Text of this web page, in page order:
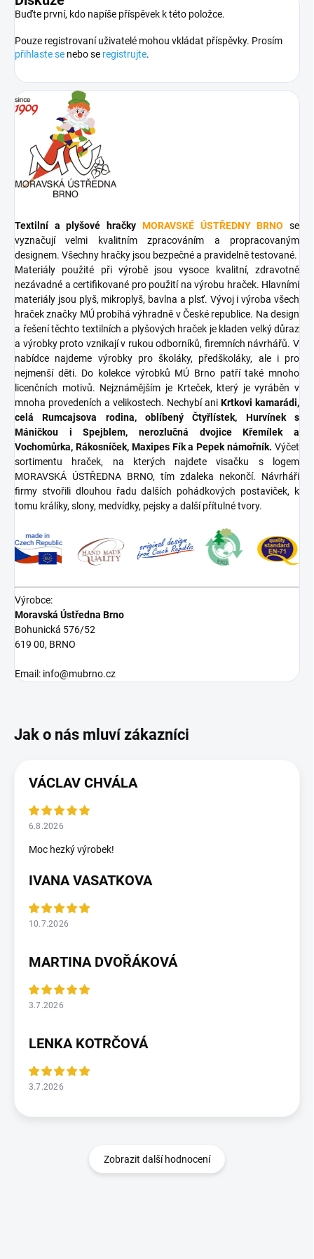
Buďte první, kdo napíše příspěvek k této položce.
Pouze registrovaní uživatelé mohou vkládat příspěvky. Prosím
přihlaste se nebo se registrujte.
Textilní a plyšové hračky MORAVSKÉ ÚSTŘEDNY BRNO se
vyznačují velmi kvalitním zpracováním a propracovaným
designem. Všechny hračky jsou bezpečné a pravidelně testované.
Materiály použité při výrobě jsou vysoce kvalitní, zdravotně
nezávadné a certifikované pro použití na výrobu hraček. Hlavními
materiály jsou plyš, mikroplyš, bavlna a plsť. Vývoj i výroba všech
hraček značky MÚ probíhá výhradně v České republice. Na design
a řešení těchto textilních a plyšových hraček je kladen velký důraz
a výrobky proto vznikají v rukou odborníků, firemních návrhářů. V
nabídce najdeme výrobky pro školáky, předškoláky, ale i pro
nejmenší děti. Do kolekce výrobků MÚ Brno patří také mnoho
licenčních motivů. Nejznámějším je Krteček, který je vyráběn v
mnoha provedeních a velikostech. Nechybí ani Krtkovi kamarádi,
celá Rumcajsova rodina, oblíbený Čtyřlístek, Hurvínek s
Máničkou i Spejblem, nerozlučná dvojice Křemílek a
Vochomůrka, Rákosníček, Maxipes Fík a Pepek námořník. Výčet
sortimentu hraček, na kterých najdete visačku s logem
MORAVSKÁ ÚSTŘEDNA BRNO, tím zdaleka nekončí. Návrháři
firmy stvořili dlouhou řadu dalších pohádkových postaviček, k
tomu králíky, slony, medvídky, pejsky a další přítulné tvory.
Výrobce:
Moravská Ústředna Brno
Bohunická 576/52
619 00, BRNO
Email: info@mubrno.cz
VÁCLAV CHVÁLA
6.8.2026
Moc hezký výrobek!
IVANA VASATKOVA
10.7.2026
MARTINA DVOŘÁKOVÁ
3.7.2026
LENKA KOTRČOVÁ
3.7.2026
Zobrazit další hodnocení